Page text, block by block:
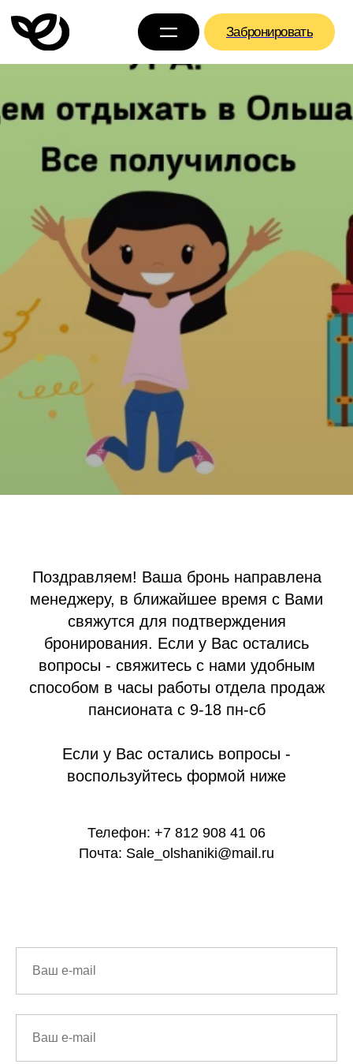
Забронировать
Поздравляем! Ваша бронь направлена
менеджеру, в ближайшее время c Вами
свяжутся для подтверждения
бронирования. Если у Вас остались
вопросы - свяжитесь c нами удобным
способом в часы работы отдела продаж
пансионата c 9-18 пн-сб
Если у Вас остались вопросы -
воспользуйтесь формой ниже
Телефон: +7 812 908 41 06
Почта: Sale_olshaniki@mail.ru